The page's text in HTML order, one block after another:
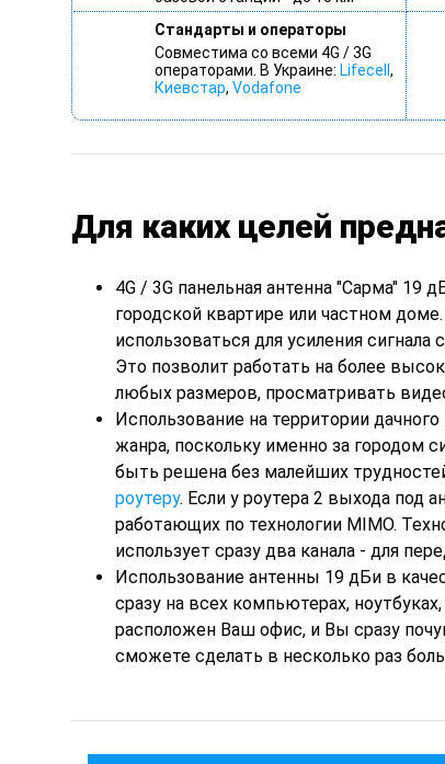
Стандарты и операторы
Совместима со всеми 4G / 3G
операторами. В Украине: Lifecell ,
Киевстар, Vodafone
Для каких целей
4G / 3G панельная антенна "Сарма" 19
городской квартире или частном
использоваться для усиления
Это позволит работать на более
любых размеров, просматривать
Использование на территории
жанра, поскольку именно за городом
быть решена без малейших
роутеру. Если у роутера 2 выхода под
работающих по технологии MIMO.
использует сразу два канала - для
Использование антенны 19 дБи в
сразу на всех компьютерах,
расположен Ваш офис, и Вы сразу
сможете сделать в несколько раз